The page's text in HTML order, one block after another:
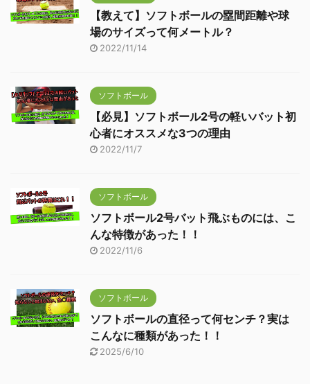
【教えて】ソフトボールの塁間距離や球
場のサイズって何メートル？
2022/11/14
ソフトボール
【必見】ソフトボール2号の軽いバット初
心者にオススメな3つの理由
2022/11/7
ソフトボール
ソフトボール2号バット飛ぶものには、こ
んな特徴があった！！
2022/11/6
ソフトボール
ソフトボールの直径って何センチ？実は
こんなに種類があった！！
2025/6/10